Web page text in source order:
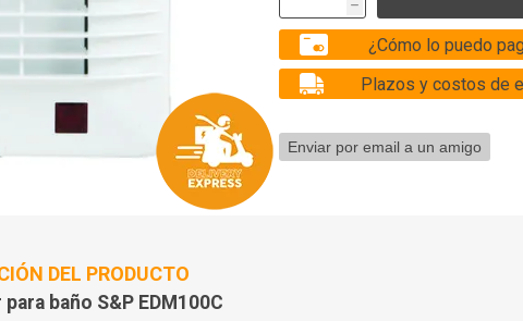
h
¿Cómo lo puedo
Plazos y costos de
DEL PRODUCTO
baño S&P EDM100C